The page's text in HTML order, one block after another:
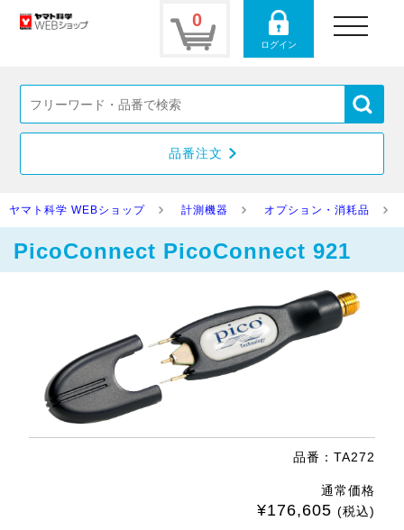
0
ログイン
toggle
navigation
品番注文
ヤマト科学 WEBショップ 計測機器 オプション・消耗品
PicoConnect PicoConnect 921
品番：TA272
通常価格
¥176,605 (税込)